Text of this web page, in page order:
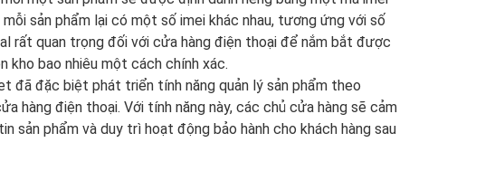
sản phẩm lại có một số imei khác nhau, tương ứng với số
rất quan trọng đối với cửa hàng điện thoại để nắm bắt được
kho bao nhiêu một cách chính xác.
đã đặc biệt phát triển tính năng quản lý sản phẩm theo
hàng điện thoại. Với tính năng này, các chủ cửa hàng sẽ cảm
sản phẩm và duy trì hoạt động bảo hành cho khách hàng sau